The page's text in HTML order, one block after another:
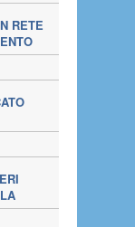
RETE